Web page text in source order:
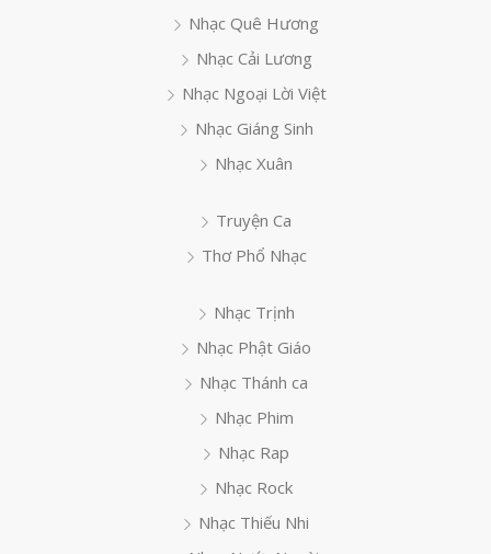
Nhạc Quê Hương
Nhạc Cải Lương
Nhạc Ngoại Lời Việt
Nhạc Giáng Sinh
Nhạc Xuân
Truyện Ca
Thơ Phổ Nhạc
Nhạc Trịnh
Nhạc Phật Giáo
Nhạc Thánh ca
Nhạc Phim
Nhạc Rap
Nhạc Rock
Nhạc Thiếu Nhi